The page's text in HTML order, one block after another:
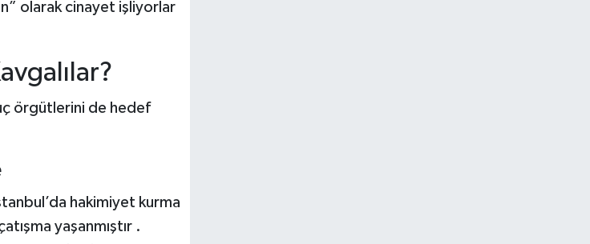
olarak cinayet işliyorlar
örgütlerini de hedef
hakimiyet kurma
yaşanmıştır .